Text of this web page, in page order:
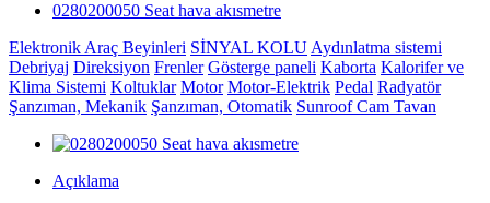
0280200050 Seat hava akısmetre
Elektronik Araç Beyinleri SİNYAL KOLU Aydınlatma sistemi
Debriyaj Direksiyon Frenler Gösterge paneli Kaborta Kalorifer ve
Klima Sistemi Koltuklar Motor Motor-Elektrik Pedal Radyatör
Şanzıman, Mekanik Şanzıman, Otomatik Sunroof Cam Tavan
Açıklama